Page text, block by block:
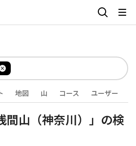
地図 山 コース ユーザー
間山（神奈川）」の検